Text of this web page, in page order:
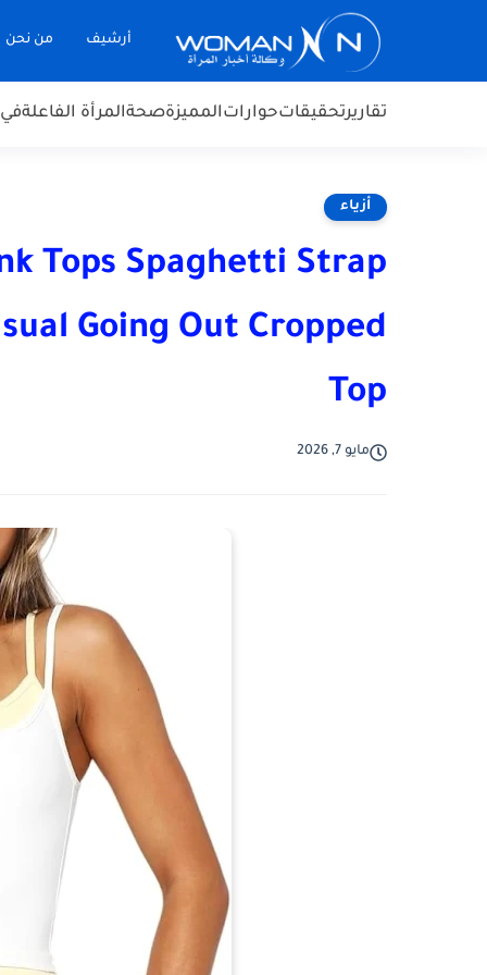
أرشيف من نحن
تقاريرتحقيقاتحواراتالمميزةصحةالمرأة الفاعلة
أزياء
Tops Spaghetti Strap
Going Out Cropped
Top
مايو 7, 2026